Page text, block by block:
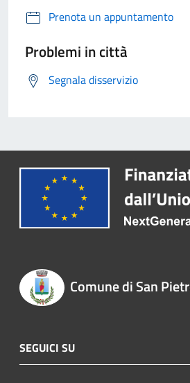
Prenota un appuntamento
Problemi in città
Segnala disservizio
Comune di San
SEGUICI SU